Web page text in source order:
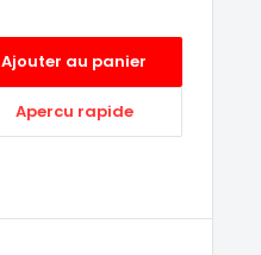
Ajouter au panier
Apercu rapide